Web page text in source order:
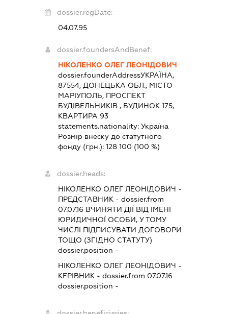
dossier.regDate:
04.07.95
dossier.foundersAndBenef:
НІКОЛЕНКО ОЛЕГ ЛЕОНІДОВИЧ
dossier.founderAddressУКРАЇНА,
87554, ДОНЕЦЬКА ОБЛ., МІСТО
МАРІУПОЛЬ, ПРОСПЕКТ
БУДІВЕЛЬНИКІВ , БУДИНОК 175,
КВАРТИРА 93
statements.nationality:Україна
Розмір внеску до статутного
фонду (грн.):128 100 (100 %)
dossier.heads:
НІКОЛЕНКО ОЛЕГ ЛЕОНІДОВИЧ -
ПРЕДСТАВНИК - dossier.from
07.07.16 ВЧИНЯТИ ДІЇ ВІД ІМЕНІ
ЮРИДИЧНОЇ ОСОБИ, У ТОМУ
ЧИСЛІ ПІДПИСУВАТИ ДОГОВОРИ
ТОЩО (ЗГІДНО СТАТУТУ)
dossier.position -
НІКОЛЕНКО ОЛЕГ ЛЕОНІДОВИЧ -
КЕРІВНИК - dossier.from 07.07.16
dossier.position -